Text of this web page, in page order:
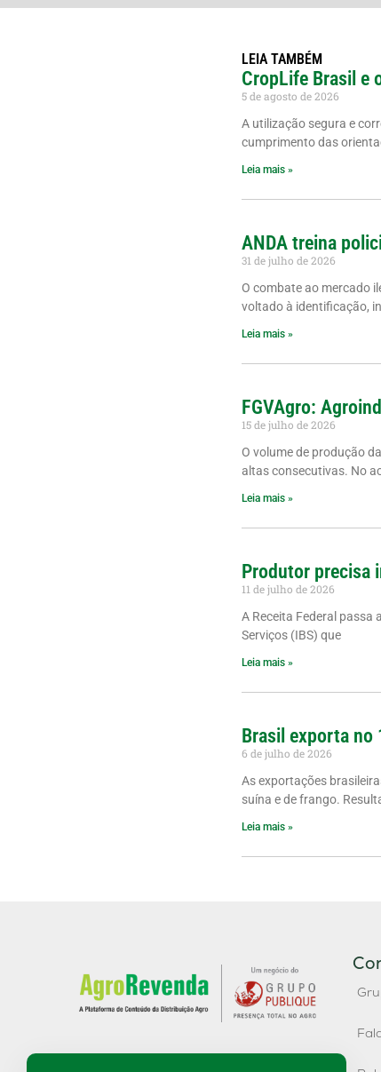
LEIA TAMBÉM
CropLife Brasil e
5 de agosto de 2026
A utilização segura e
cumprimento das
Leia mais »
ANDA treina
31 de julho de 2026
O combate ao mercado
voltado à identificação,
Leia mais »
FGVAgro:
15 de julho de 2026
O volume de produção
altas consecutivas. No
Leia mais »
Produtor precisa
11 de julho de 2026
A Receita Federal passa
Serviços (IBS) que
Leia mais »
Brasil exporta no
6 de julho de 2026
As exportações
suína e de frango.
Leia mais »